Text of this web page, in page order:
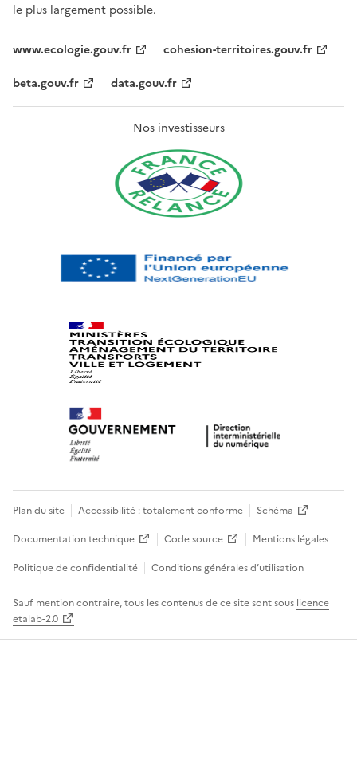
le plus largement possible.
www.ecologie.gouv.fr
cohesion-territoires.gouv.fr
beta.gouv.fr
data.gouv.fr
Nos investisseurs
Plan du site Accessibilité : totalement conforme
Schéma
Documentation technique
Code source
Mentions légales
Politique de confidentialité
Conditions générales d’utilisation
Sauf mention contraire, tous les contenus de ce site sont sous licence
etalab-2.0